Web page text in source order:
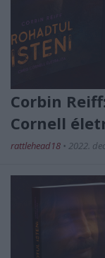
Corbin
Cornell
rattlehead18 • 2022.